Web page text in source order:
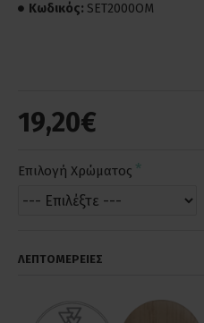
19,20€
Κωδικός: SET2000OM
Επιλογή Χρώματος
ΛΕΠΤΟΜΕΡΕΙΕΣ